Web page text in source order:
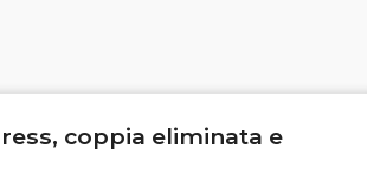
coppia eliminata e